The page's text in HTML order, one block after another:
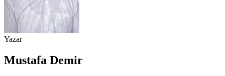
Yazar
Mustafa Demir